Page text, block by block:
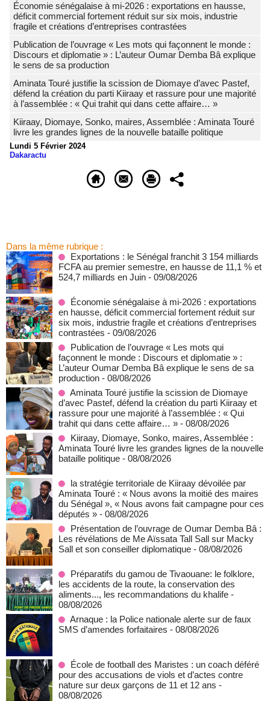
Économie sénégalaise à mi-2026 : exportations en hausse,
déficit commercial fortement réduit sur six mois, industrie
fragile et créations d’entreprises contrastées
Publication de l’ouvrage « Les mots qui façonnent le monde :
Discours et diplomatie » : L’auteur Oumar Demba Bâ explique
le sens de sa production
Aminata Touré justifie la scission de Diomaye d’avec Pastef,
défend la création du parti Kiiraay et rassure pour une majorité
à l’assemblée : « Qui trahit qui dans cette affaire… »
Kiiraay, Diomaye, Sonko, maires, Assemblée : Aminata Touré
livre les grandes lignes de la nouvelle bataille politique
Lundi 5 Février 2024
Dakaractu
Dans la même rubrique :
Exportations : le Sénégal franchit 3 154 milliards
FCFA au premier semestre, en hausse de 11,1 % et
524,7 milliards en Juin - 09/08/2026
Économie sénégalaise à mi-2026 : exportations
en hausse, déficit commercial fortement réduit sur
six mois, industrie fragile et créations d’entreprises
contrastées - 09/08/2026
Publication de l’ouvrage « Les mots qui
façonnent le monde : Discours et diplomatie » :
L’auteur Oumar Demba Bâ explique le sens de sa
production - 08/08/2026
Aminata Touré justifie la scission de Diomaye
d’avec Pastef, défend la création du parti Kiiraay et
rassure pour une majorité à l’assemblée : « Qui
trahit qui dans cette affaire… » - 08/08/2026
Kiiraay, Diomaye, Sonko, maires, Assemblée :
Aminata Touré livre les grandes lignes de la nouvelle
bataille politique - 08/08/2026
la stratégie territoriale de Kiiraay dévoilée par
Aminata Touré : « Nous avons la moitié des maires
du Sénégal », « Nous avons fait campagne pour ces
députés » - 08/08/2026
Présentation de l’ouvrage de Oumar Demba Bâ :
Les révélations de Me Aïssata Tall Sall sur Macky
Sall et son conseiller diplomatique - 08/08/2026
Préparatifs du gamou de Tivaouane: le folklore,
les accidents de la route, la conservation des
aliments..., les recommandations du khalife -
08/08/2026
Arnaque : la Police nationale alerte sur de faux
SMS d’amendes forfaitaires - 08/08/2026
École de football des Maristes : un coach déféré
pour des accusations de viols et d’actes contre
nature sur deux garçons de 11 et 12 ans -
08/08/2026